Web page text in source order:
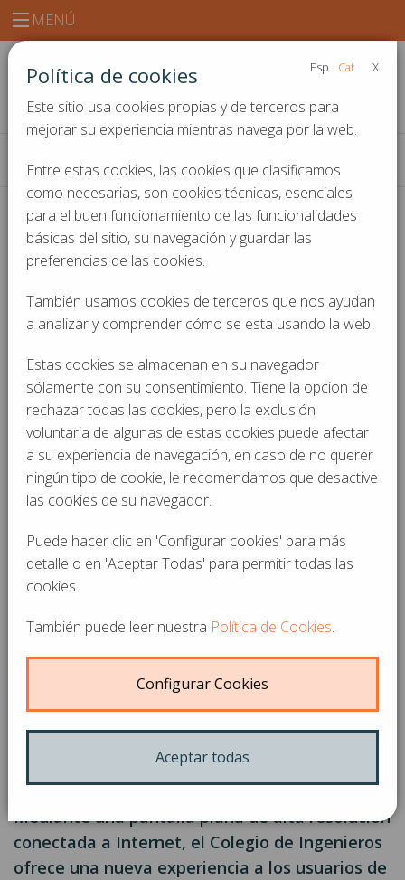
MENÚ
ascensores del Colegio de Ingenieros Industriales de Catalunya
Noticias y actualidad
Asmon instala
pantallas digitales en
los ascensores del
Colegio de Ingenieros
Industriales de
Catalunya
El Colegio de Ingenieros Industriales de
partir de la Asociación de ingenieros creada en
1863 y se fundó formalmente en 1950. Hoy en
Asmon ha realizado un proyecto de instalación
de pantallas digitales en sus ascensores.
Mediante una pantalla plana de alta resolución
conectada a Internet, el Colegio de Ingenieros
ofrece una nueva experiencia a los usuarios de
X
Cat
Esp
Política de cookies
Este sitio usa cookies propias y de terceros para
mejorar su experiencia mientras navega por la web.
Entre estas cookies, las cookies que clasificamos
como necesarias, son cookies técnicas, esenciales
para el buen funcionamiento de las funcionalidades
básicas del sitio, su navegación y guardar las
preferencias de las cookies.
También usamos cookies de terceros que nos ayudan
a analizar y comprender cómo se esta usando la web.
Estas cookies se almacenan en su navegador
sólamente con su consentimiento. Tiene la opcion de
rechazar todas las cookies, pero la exclusión
voluntaria de algunas de estas cookies puede afectar
a su experiencia de navegación, en caso de no querer
ningún tipo de cookie, le recomendamos que desactive
las cookies de su navegador.
Puede hacer clic en 'Configurar cookies' para más
detalle o en 'Aceptar Todas' para permitir todas las
cookies.
También puede leer nuestra Política de Cookies.
Configurar Cookies
Aceptar todas